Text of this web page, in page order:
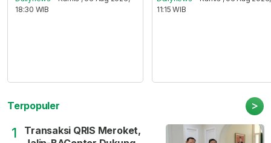
18:30 WIB
11:15 WIB
Terpopuler >
1
Transaksi QRIS Meroket,